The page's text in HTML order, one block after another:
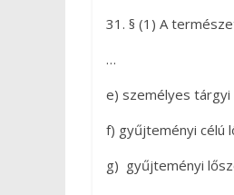
31. § (1) A
…
e) személyes tárgyi
f) gyűjteményi célú
g) gyűjteményi